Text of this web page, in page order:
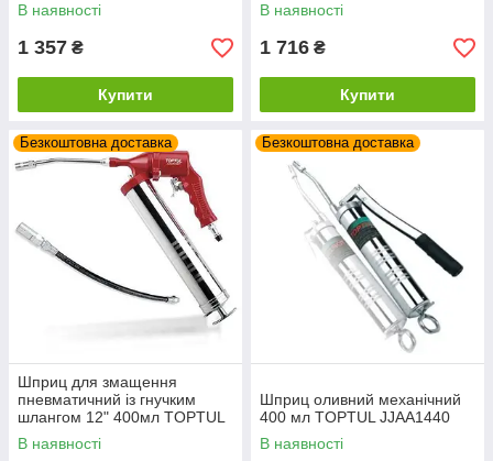
В наявності
1 357 ₴
Купити
В наявності
1 716 ₴
Купити
Безкоштовна доставка
Шприц для змащення
пневматичний із гнучким
шлангом 12" 400мл TOPTUL
JGAE0204
В наявності
Безкоштовна доставка
Шприц оливний механічний
400 мл TOPTUL JJAA1440
В наявності